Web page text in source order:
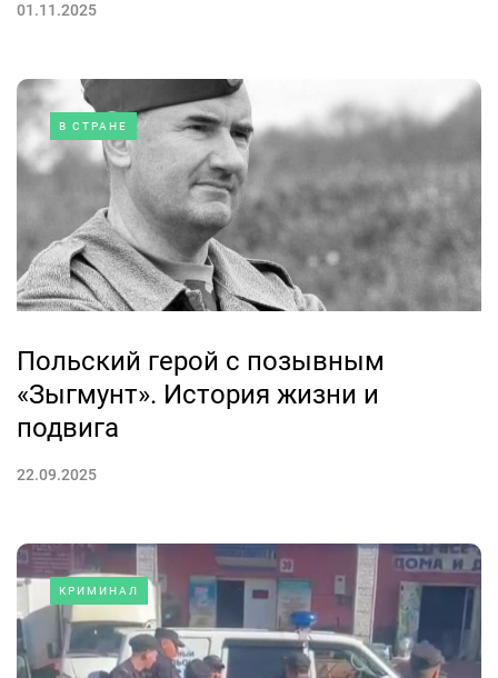
01.11.2025
В СТРАНЕ
Польский герой с позывным
«Зыгмунт». История жизни и
подвига
22.09.2025
КРИМИНАЛ